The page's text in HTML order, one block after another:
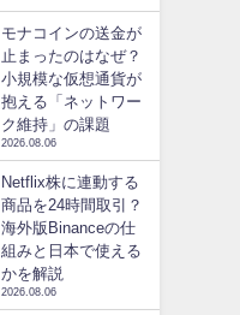
モナコインの送金が
止まったのはなぜ？
小規模な仮想通貨が
抱える「ネットワー
ク維持」の課題
2026.08.06
Netflix株に連動する
商品を24時間取引？
海外版Binanceの仕
組みと日本で使える
かを解説
2026.08.06